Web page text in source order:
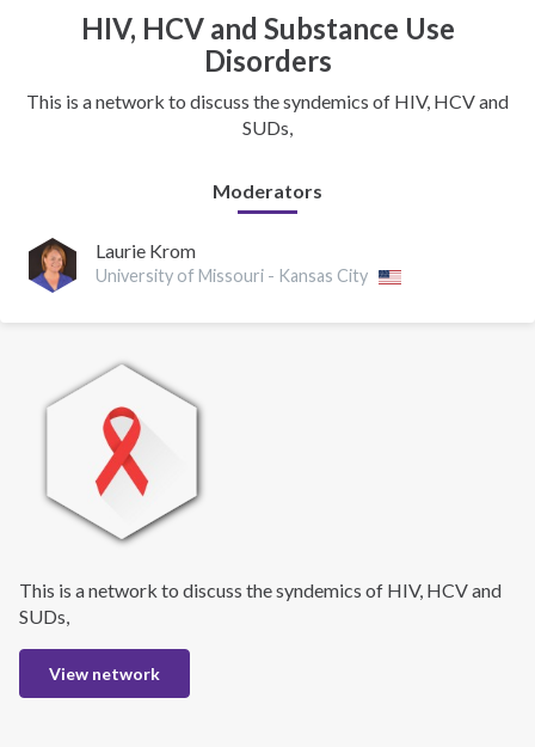
HIV, HCV and Substance Use
Disorders
This is a network to discuss the syndemics of HIV, HCV and
SUDs,
Moderators
Laurie Krom
University of Missouri - Kansas City
This is a network to discuss the syndemics of HIV, HCV and
SUDs,
View network